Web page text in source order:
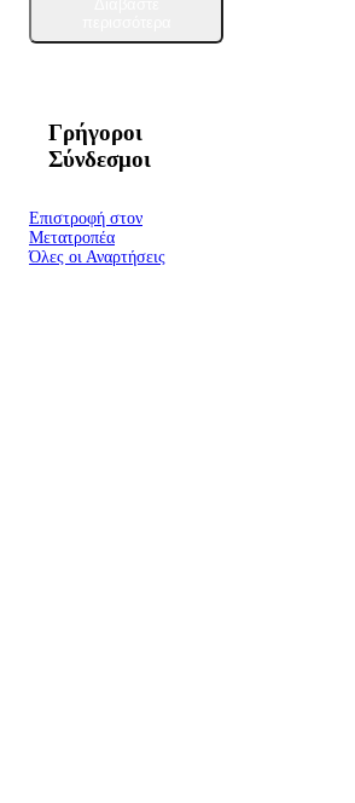
Γρήγοροι
Σύνδεσμοι
Επιστροφή στον
Μετατροπέα
Όλες οι Αναρτήσεις